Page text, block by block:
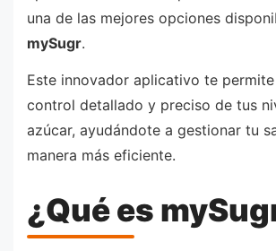
una de las mejores opciones
mySugr.
Este innovador aplicativo te
control detallado y preciso de tus
azúcar, ayudándote a gestionar tu
manera más eficiente.
¿Qué es